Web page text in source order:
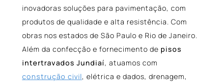
inovadoras soluções para pavimentação, com
produtos de qualidade e alta resistência. Com
obras nos estados de São Paulo e Rio de Janeiro.
Além da confecção e fornecimento de pisos
intertravados Jundiaí, atuamos com
construção civil, elétrica e dados, drenagem,